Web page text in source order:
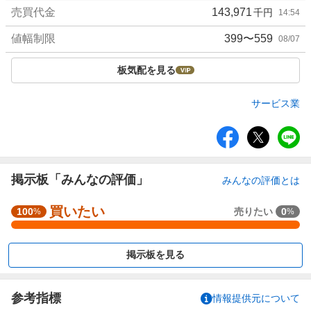
売買代金 143,971千円 14:54
値幅制限 399〜559 08/07
板気配を見る
サービス業
ア
掲示板「みんなの評価」 みんなの評価とは
強
く
買
1
100% 買いたい 売りたい 0%
掲示板を見る
参考指標 情報提供元について